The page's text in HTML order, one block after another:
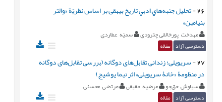
26
-تحلیل جنبه‌هاي ادبي تاریخ بیهقی بر اساس نظریّة «والتر
بنیامین»
مهدخت پورخالقی چترودی سمیّه عطاردی
دسترسی آزاد مقاله
27
-سریویلی؛ زندانی تقابل‌های دوگانه (بررسی تقابل‌های دوگانه
در منظومۀ «خانۀ سریویلی» اثر نیما یوشیج)
سیاوش حق‌جو مرضیه حقیقی مرتضی محسنی
دسترسی آزاد مقاله